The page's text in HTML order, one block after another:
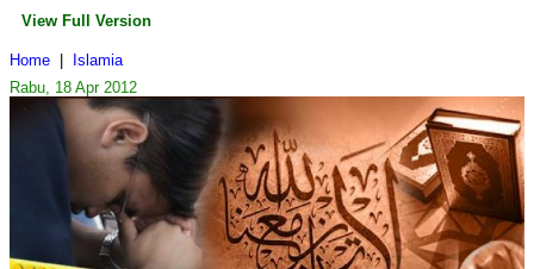
View Full Version
Home
Islamia
Rabu, 18 Apr 2012